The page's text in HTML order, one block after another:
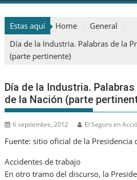
Estas aquí Home
General
Día de la Industria. Palabras de la
(parte pertinente)
Día de la Industria.
de la Nación (parte
6 septiembre, 2012 El Seguro en
Fuente: sitio oficial de la Presidencia
Accidentes de trabajo
En otro tramo del discurso, la